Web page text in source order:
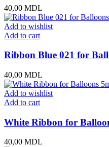
40,00 MDL
Add to wishlist
Add to cart
Ribbon Blue 021 for
40,00 MDL
Add to wishlist
Add to cart
White Ribbon for
40,00 MDL